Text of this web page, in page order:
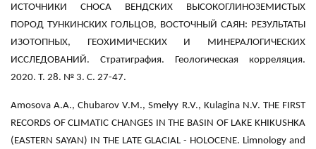
ИСТОЧНИКИ СНОСА ВЕНДСКИХ ВЫСОКОГЛИНОЗЕМИСТЫХ
ПОРОД ТУНКИНСКИХ ГОЛЬЦОВ, ВОСТОЧНЫЙ САЯН: РЕЗУЛЬТАТЫ
ИЗОТОПНЫХ, ГЕОХИМИЧЕСКИХ И МИНЕРАЛОГИЧЕСКИХ
ИССЛЕДОВАНИЙ. Стратиграфия. Геологическая корреляция.
2020. Т. 28. № 3. С. 27-47.
Amosova A.A., Chubarov V.M., Smelyy R.V., Kulagina N.V. THE FIRST
RECORDS OF CLIMATIC CHANGES IN THE BASIN OF LAKE KHIKUSHKA
(EASTERN SAYAN) IN THE LATE GLACIAL - HOLOCENE. Limnology and